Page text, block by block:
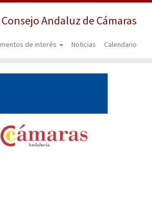
Andaluz de Cámaras
de interés Noticias Calendario